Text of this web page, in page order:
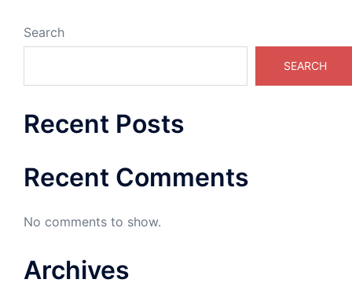
Search
SEARCH
Recent Posts
Recent Comments
No comments to show.
Archives